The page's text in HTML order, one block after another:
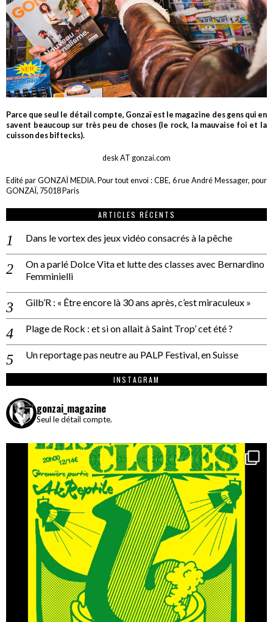
Parce que seul le détail compte, Gonzaï est le magazine des gens qui en
savent beaucoup sur très peu de choses (le rock, la mauvaise foi et la
cuisson des biftecks).
desk AT gonzai.com
Edité par GONZAÏ MEDIA. Pour tout envoi : CBE, 6 rue André Messager, pour
GONZAÏ, 75018 Paris
ARTICLES RÉCENTS
Dans le vortex des jeux vidéo consacrés à la pêche
On a parlé Dolce Vita et lutte des classes avec Bernardino
Femminielli
Gilb’R : « Être encore là 30 ans après, c’est miraculeux »
Plage de Rock : et si on allait à Saint Trop’ cet été ?
Un reportage pas neutre au PALP Festival, en Suisse
INSTAGRAM
gonzai_magazine
Seul le détail compte.